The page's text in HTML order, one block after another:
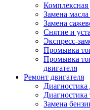
Комплексная
Замена
Замена
Снятие и
Экспресс-
Промывка
Промывка
двигателя
Ремонт двигателя
Диагностика
Замена